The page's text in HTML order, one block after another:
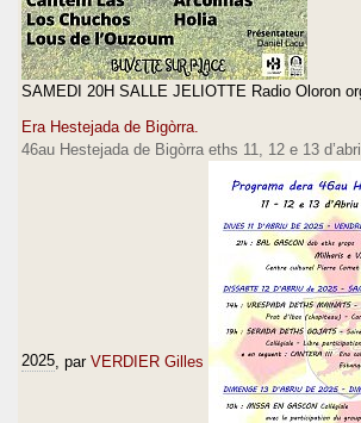
SAMEDI 20H SALLE JELIOTTE Radio Oloron
Era Hestejada de Bigòrra.
46au Hestejada de Bigòrra eths 11, 12 e 13
2025 , par VERDIER Gilles